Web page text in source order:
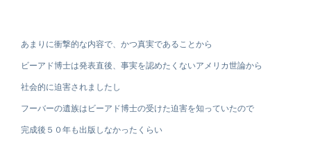
あまりに衝撃的な内容で、かつ真実であることから
ビーアド博士は発表直後、事実を認めたくないアメリカ世論から
社会的に迫害されましたし
フーバーの遺族はビーアド博士の受けた迫害を知っていたので
完成後５０年も出版しなかったくらい